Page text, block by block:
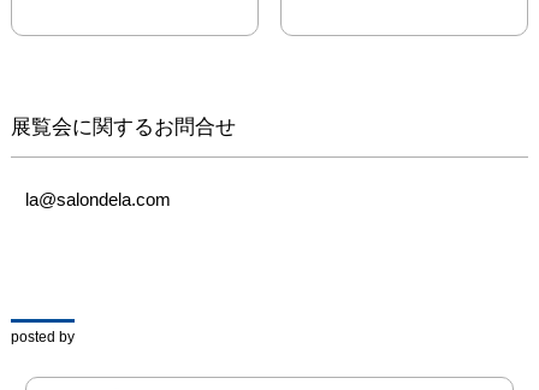
ブ
チャージ500円 (ワンドリ
ンク付)
お問い合わせ
［会期］龍 降臨
2018年10月22
日（月）14:00〜21:00
展覧会に関するお問合せ
la@salondela.com
posted by